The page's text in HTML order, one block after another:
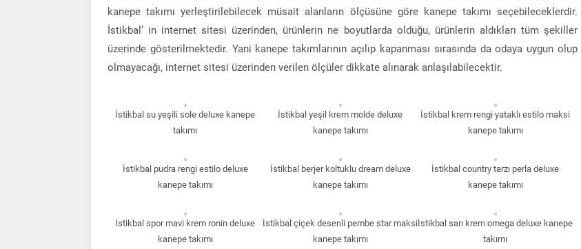
kanepe takımı yerleştirilebilecek müsait alanların ölçüsüne göre kanepe takımı seçebileceklerdir.
İstikbal’ in internet sitesi üzerinden, ürünlerin ne boyutlarda olduğu, ürünlerin aldıkları tüm şekiller
üzerinde gösterilmektedir. Yani kanepe takımlarının açılıp kapanması sırasında da odaya uygun olup
olmayacağı, internet sitesi üzerinden verilen ölçüler dikkate alınarak anlaşılabilecektir.
İstikbal su yeşili sole deluxe kanepe
takımı
İstikbal yeşil krem molde deluxe
kanepe takımı
İstikbal krem rengi yataklı estilo maksi
kanepe takımı
İstikbal pudra rengi estilo deluxe
kanepe takımı
İstikbal berjer koltuklu dream deluxe
kanepe takımı
İstikbal country tarzı perla deluxe
kanepe takımı
İstikbal spor mavi krem ronin deluxe
kanepe takımı
İstikbal çiçek desenli pembe star maksi
kanepe takımı
İstikbal sarı krem omega deluxe kanepe
takımı